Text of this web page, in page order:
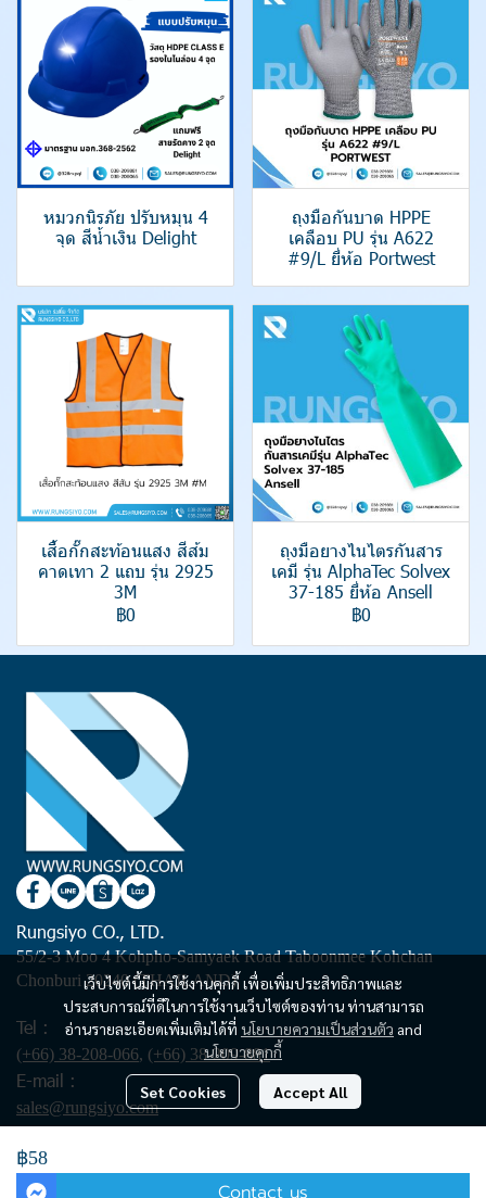
หมวกนิรภัย ปรับหมุน 4
จุด สีน้ำเงิน Delight
ถุงมือกันบาด HPPE
เคลือบ PU รุ่น A622
#9/L ยี่ห้อ Portwest
เสื้อกั๊กสะท้อนแสง สีส้ม
คาดเทา 2 แถบ รุ่น 2925
3M
฿0
ถุงมือยางไนไตรกันสาร
เคมี รุ่น AlphaTec Solvex
37-185 ยี่ห้อ Ansell
฿0
฿58
Contact us
เว็บไซต์นี้มีการใช้งานคุกกี้ เพื่อเพิ่มประสิทธิภาพและ
ประสบการณ์ที่ดีในการใช้งานเว็บไซต์ของท่าน ท่านสามารถ
อ่านรายละเอียดเพิ่มเติมได้ที่ นโยบายความเป็นส่วนตัว and
นโยบายคุกกี้
Set Cookies Accept All
Rungsiyo CO., LTD.
55/2-3 Moo 4 Kohpho-Samyaek Road Taboonmee Kohchan
Chonburi 20240 (THAILAND)
Tel :
(+66) 38-208-066, (+66) 38-209-881
E-mail :
sales@rungsiyo.com
Copyright | All Rights Reserved | Powered by rungsiyo.com